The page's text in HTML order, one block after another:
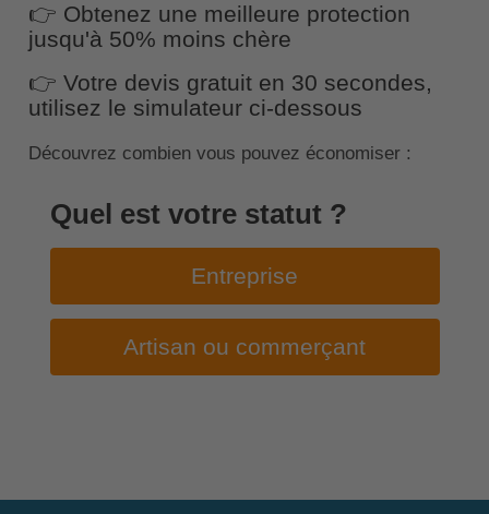
👉 Obtenez une meilleure protection
jusqu'à 50% moins chère
👉 Votre devis gratuit en 30 secondes,
utilisez le simulateur ci-dessous
Découvrez combien vous pouvez économiser :
Quel est votre statut ?
Entreprise
Artisan ou commerçant